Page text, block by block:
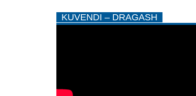
KUVENDI – DRAGASH